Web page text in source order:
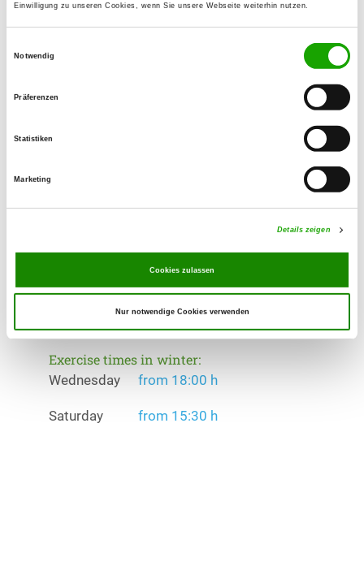
Einwilligung zu unseren Cookies, wenn Sie unsere Webseite weiterhin nutzen.
Notwendig
Präferenzen
Statistiken
Marketing
Details zeigen
Cookies zulassen
Nur notwendige Cookies verwenden
04276 962026
0151 51907270
E-Mail:
www.og-sulinger-land.de
Offer:
Exercise times in summer:
Wednesday from 17:00 h
Saturday from 14:30 h
Exercise times in winter:
Wednesday from 18:00 h
Saturday from 15:30 h